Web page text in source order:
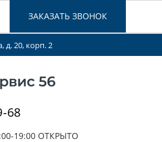
д. 20, корп. 2
68
19:00 ОТКРЫТО
ЗАКАЗАТЬ ЗВОНОК